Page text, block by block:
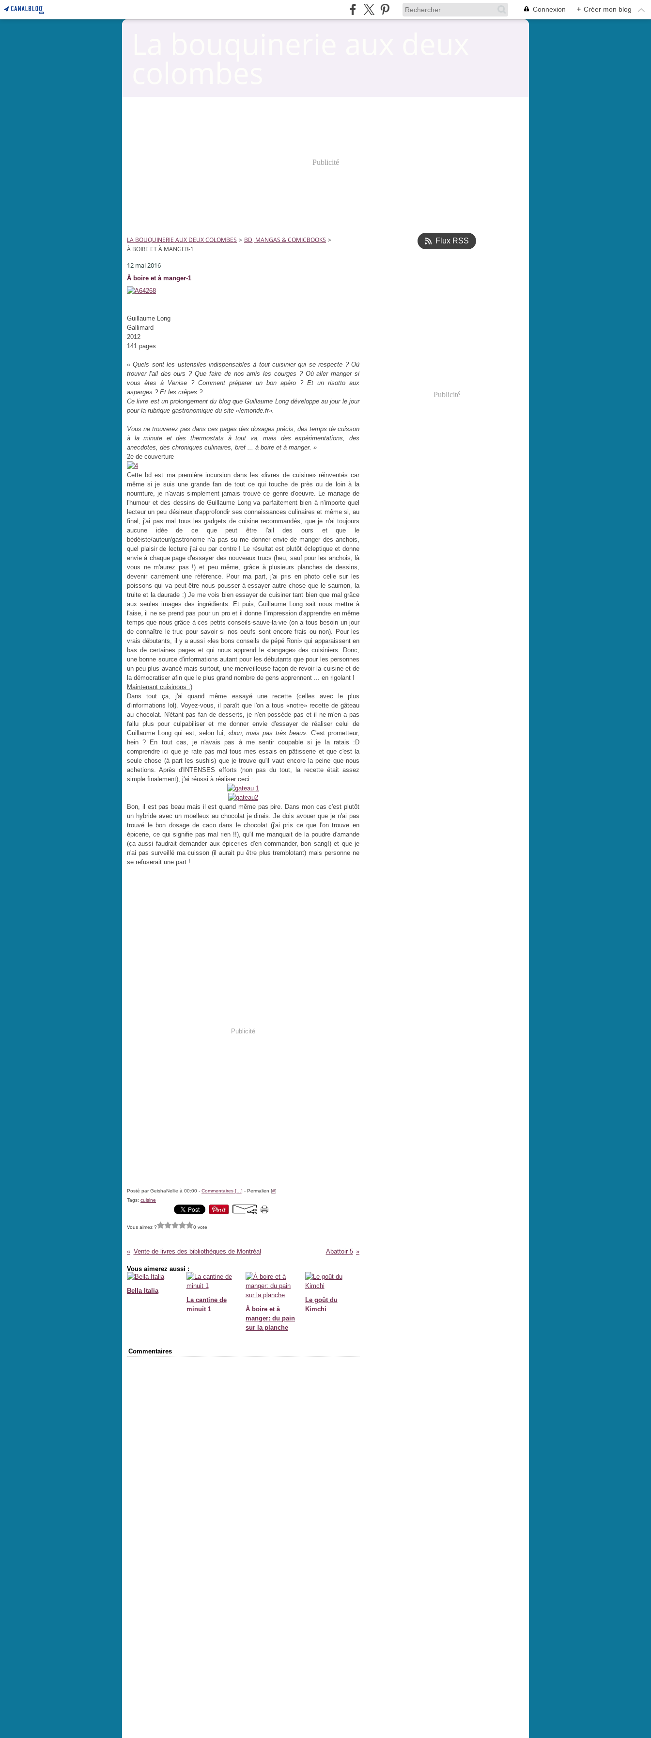
Connexion + Créer mon blog
Publicité
LA BOUQUINERIE AUX DEUX COLOMBES > BD, MANGAS & COMICBOOKS >
À BOIRE ET À MANGER-1
12 mai 2016
À boire et à manger-1
Guillaume Long
Gallimard
2012
141 pages
«Quels sont les ustensiles indispensables à tout cuisinier qui se respecte ? Où
trouver l'ail des ours ? Que faire de nos amis les courges ? Où aller manger si
vous êtes à Venise ? Comment préparer un bon apéro ? Et un risotto aux
asperges ? Et les crêpes ?
Ce livre est un prolongement du blog que Guillaume Long développe au jour le jour
pour la rubrique gastronomique du site «lemonde.fr».
Vous ne trouverez pas dans ces pages des dosages précis, des temps de cuisson
à la minute et des thermostats à tout va, mais des expérimentations, des
anecdotes, des chroniques culinaires, bref ... à boire et à manger. »
2e de couverture
Cette bd est ma première incursion dans les «livres de cuisine» réinventés car
même si je suis une grande fan de tout ce qui touche de près ou de loin à la
nourriture, je n'avais simplement jamais trouvé ce genre d'oeuvre. Le mariage de
l'humour et des dessins de Guillaume Long va parfaitement bien à n'importe quel
lecteur un peu désireux d'approfondir ses connaissances culinaires et même si, au
final, j'ai pas mal tous les gadgets de cuisine recommandés, que je n'ai toujours
aucune idée de ce que peut être l'ail des ours et que le
bédéiste/auteur/gastronome n'a pas su me donner envie de manger des anchois,
quel plaisir de lecture j'ai eu par contre ! Le résultat est plutôt écleptique et donne
envie à chaque page d'essayer des nouveaux trucs (heu, sauf pour les anchois, là
vous ne m'aurez pas !) et peu même, grâce à plusieurs planches de dessins,
devenir carrément une référence. Pour ma part, j'ai pris en photo celle sur les
poissons qui va peut-être nous pousser à essayer autre chose que le saumon, la
truite et la daurade :) Je me vois bien essayer de cuisiner tant bien que mal grâce
aux seules images des ingrédients. Et puis, Guillaume Long sait nous mettre à
l'aise, il ne se prend pas pour un pro et il donne l'impression d'apprendre en même
temps que nous grâce à ces petits conseils-sauve-la-vie (on a tous besoin un jour
de connaître le truc pour savoir si nos oeufs sont encore frais ou non). Pour les
vrais débutants, il y a aussi «les bons conseils de pépé Roni» qui apparaissent en
bas de certaines pages et qui nous apprend le «langage» des cuisiniers. Donc,
une bonne source d'informations autant pour les débutants que pour les personnes
un peu plus avancé mais surtout, une merveilleuse façon de revoir la cuisine et de
la démocratiser afin que le plus grand nombre de gens apprennent ... en rigolant !
Maintenant cuisinons :)
Dans tout ça, j'ai quand même essayé une recette (celles avec le plus
d'informations lol). Voyez-vous, il paraît que l'on a tous «notre» recette de gâteau
au chocolat. N'étant pas fan de desserts, je n'en possède pas et il ne m'en a pas
fallu plus pour culpabiliser et me donner envie d'essayer de réaliser celui de
Guillaume Long qui est, selon lui, «bon, mais pas très beau».C'est prometteur,
hein ? En tout cas, je n'avais pas à me sentir coupable si je la ratais :D
comprendre ici que je rate pas mal tous mes essais en pâtisserie et que c'est la
seule chose (à part les sushis) que je trouve qu'il vaut encore la peine que nous
achetions. Après d'INTENSES efforts (non pas du tout, la recette était assez
simple finalement), j'ai réussi à réaliser ceci :
Bon, il est pas beau mais il est quand même pas pire. Dans mon cas c'est plutôt
un hybride avec un moelleux au chocolat je dirais. Je dois avouer que je n'ai pas
trouvé le bon dosage de caco dans le chocolat (j'ai pris ce que l'on trouve en
épicerie, ce qui signifie pas mal rien !!), qu'il me manquait de la poudre d'amande
(ça aussi faudrait demander aux épiceries d'en commander, bon sang!) et que je
n'ai pas surveillé ma cuisson (il aurait pu être plus tremblotant) mais personne ne
se refuserait une part !
Publicité
Posté par GeishaNellie à 00:00 - Commentaires [ ] - Permalien [#]
Tags: cuisine
Vous aimez ? 0 vote
Vente de livres des bibliothèques de Montréal Abattoir 5
Vous aimerez aussi :
Bella Italia
La cantine de
minuit 1
À boire et à
manger: du pain
sur la planche
Le goût du
Kimchi
Commentaires
Flux RSS
Publicité